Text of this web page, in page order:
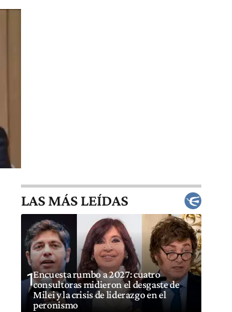
LAS MÁS LEÍDAS
1Encuesta rumbo a 2027: cuatro
consultoras midieron el desgaste de
Milei y la crisis de liderazgo en el
peronismo